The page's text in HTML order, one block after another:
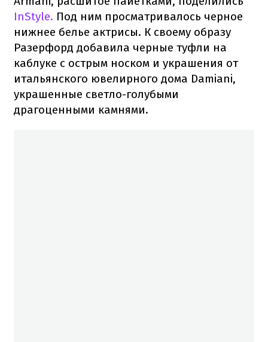
InStyle. Под ним просматривалось черное
нижнее белье актрисы. К своему образу
Разерфорд добавила черные туфли на
каблуке с острым носком и украшения от
итальянского ювелирного дома Damiani,
украшенные светло-голубыми
драгоценными камнями.